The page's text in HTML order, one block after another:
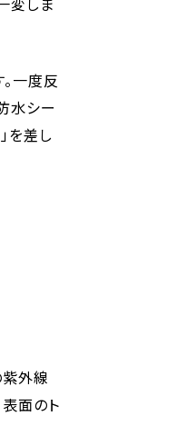
一度反
水シー
を差し
紫外線
面のト